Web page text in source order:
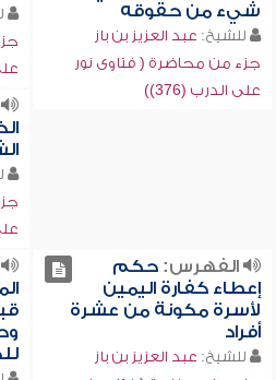
شيء من حقوقه
للشيخ: عبد العزيز بن باز
جزء من محاضرة ( فتاوى نور
على الدرب (376))
الفهرس:حكم
إعطاء كفارة اليمين
لأسرة مكونة من عشرة
أفراد
للشيخ: عبد العزيز بن باز